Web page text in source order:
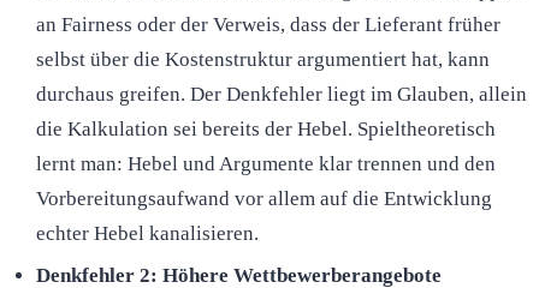
an Fairness oder der Verweis, dass der Lieferant früher
selbst über die Kostenstruktur argumentiert hat, kann
durchaus greifen. Der Denkfehler liegt im Glauben, allein
die Kalkulation sei bereits der Hebel. Spieltheoretisch
lernt man: Hebel und Argumente klar trennen und den
Vorbereitungsaufwand vor allem auf die Entwicklung
echter Hebel kanalisieren.
Denkfehler 2: Höhere Wettbewerberangebote